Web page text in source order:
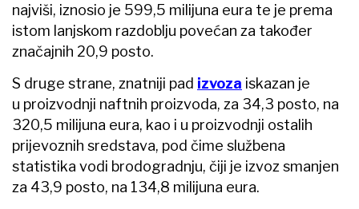
najviši, iznosio je 599,5 milijuna eura te je prema
istom lanjskom razdoblju povećan za također
značajnih 20,9 posto.
S druge strane, znatniji pad izvoza iskazan je
u proizvodnji naftnih proizvoda, za 34,3 posto, na
320,5 milijuna eura, kao i u proizvodnji ostalih
prijevoznih sredstava, pod čime službena
statistika vodi brodogradnju, čiji je izvoz smanjen
za 43,9 posto, na 134,8 milijuna eura.